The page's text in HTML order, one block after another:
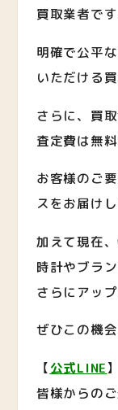
買取業者です
明確で公平
いただける
さらに、買
査定費は無
お客様のご
スをお届けし
加えて現在
時計やブラ
さらにアッ
ぜひこの機
【公式LINE
皆様からの